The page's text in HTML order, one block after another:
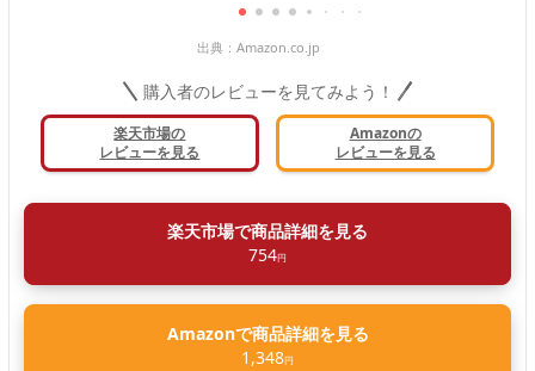
出典： Amazon.co.jp
購入者のレビューを見てみよう！
楽天市場の
レビューを見る
Amazonの
レビューを見る
楽天市場で商品詳細を見る
754円
Amazonで商品詳細を見る
1,348円